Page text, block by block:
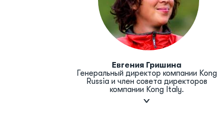
Евгения Гришина
Генеральный директор компании Kong
Russia и член совета директоров
компании Kong Italy.